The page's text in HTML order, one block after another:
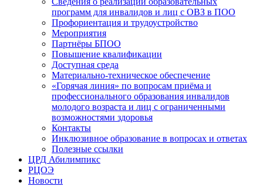
программ для инвалидов и лиц с ОВЗ в ПОО
Профориентация и трудоустройство
Мероприятия
Партнёры БПОО
Повышение квалификации
Доступная среда
Материально-техническое обеспечение
«Горячая линия» по вопросам приёма и
профессионального образования инвалидов
молодого возраста и лиц с ограниченными
возможностями здоровья
Контакты
Инклюзивное образование в вопросах и ответах
Полезные ссылки
ЦРД Абилимпикс
РЦОЭ
Новости